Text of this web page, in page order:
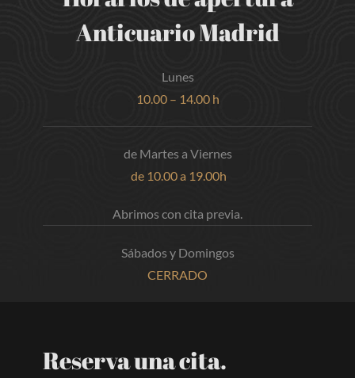
Anticuario Madrid
Lunes
10.00 – 14.00 h
de Martes a Viernes
de 10.00 a 19.00h
Abrimos con cita previa.
Sábados y Domingos
CERRADO
Reserva una cita.